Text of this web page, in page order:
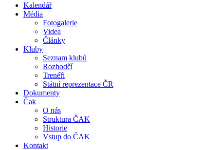
Kalendář
Média
Fotogalerie
Videa
Články
Kluby
Seznam klubů
Rozhodčí
Trenéři
Státní reprezentace ČR
Dokumenty
Čak
O nás
Struktura ČAK
Historie
Vstup do ČAK
Kontakt